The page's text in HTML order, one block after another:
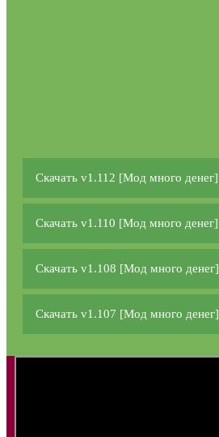
Скачать v1.112 [Мод много денег]
Скачать v1.110 [Мод много денег]
Скачать v1.108 [Мод много денег]
Скачать v1.107 [Мод много денег]